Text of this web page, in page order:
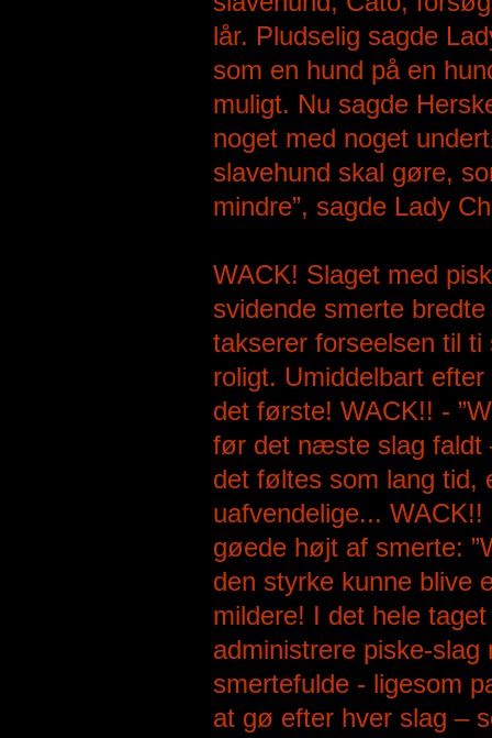
lår. Pludselig sagde
som en hund på en
muligt. Nu sagde
noget med noget
slavehund skal gøre,
mindre”, sagde Lady
WACK! Slaget med
svidende smerte
takserer forseelsen til
roligt. Umiddelbart
det første! WACK!! -
før det næste slag faldt
det føltes som lang tid,
uafvendelige...
gøede højt af smerte:
den styrke kunne blive
mildere! I det hele
administrere piske-
smertefulde - ligesom
at gø efter hver slag –